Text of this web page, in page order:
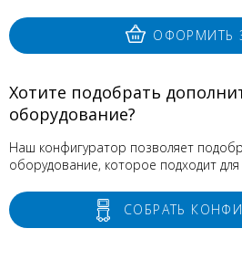
ОФОРМИТЬ
Хотите подобрать
оборудование?
Наш конфигуратор позволяет
оборудование, которое подходит
СОБРАТЬ